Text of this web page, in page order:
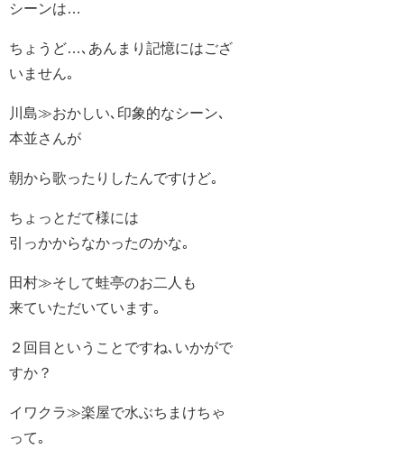
シーンは…
ちょうど…､あんまり記憶にはござ
いません｡
川島≫おかしい､印象的なシーン､
本並さんが
朝から歌ったりしたんですけど｡
ちょっとだて様には
引っかからなかったのかな｡
田村≫そして蛙亭のお二人も
来ていただいています｡
２回目ということですね､いかがで
すか？
イワクラ≫楽屋で水ぶちまけちゃ
って｡